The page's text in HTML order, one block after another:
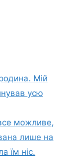
Мій
усю
можливе,
лише на
їм ніс.